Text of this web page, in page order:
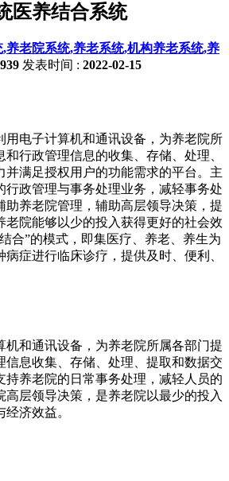
医养结合系统
,养老院系统,养老系统,机构养老系统,养
发表时间 : 2022-02-15
用电子计算机和通讯设备，为养老院所
行政管理信息的收集、存储、处理、
并满足授权用户的功能需求的平台。主
行政管理与事务处理业务，减轻事务处
助养老院管理，辅助高层领导决策，提
老院能够以少的投入获得更好的社会效
合”的模式，即集医疗、养老、养生为
症进行临床诊疗，提供及时、便利、
机和通讯设备，为养老院所属各部门提
信息收集、存储、处理、提取和数据交
持养老院的日常事务处理，减轻人员的
高层领导决策，是养老院以最少的投入
济效益。